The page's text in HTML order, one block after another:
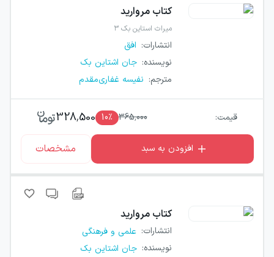
کتاب مروارید
میراث استاین بک ۳
انتشارات: افق
نویسنده: جان اشتاین بک
مترجم: نفیسه غفاری‌مقدم
قیمت: 365,000
10٪ 328,500
افزودن به سبد مشخصات
کتاب مروارید
انتشارات: علمی و فرهنگی
نویسنده: جان اشتاین بک